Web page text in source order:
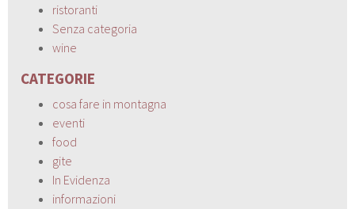
ristoranti
Senza categoria
wine
CATEGORIE
cosa fare in montagna
eventi
food
gite
In Evidenza
informazioni